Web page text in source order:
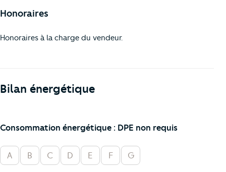
Honoraires
Honoraires à la charge du vendeur.
Bilan énergétique
Consommation énergétique : DPE non requis
A B C D E F G